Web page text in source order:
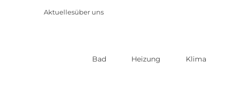
Aktuellesüber uns
Bad Heizung Klima